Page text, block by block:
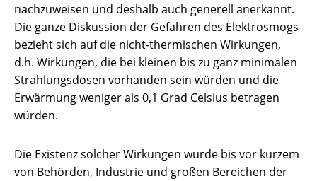
nachzuweisen und deshalb auch generell anerkannt.
Die ganze Diskussion der Gefahren des Elektrosmogs
bezieht sich auf die nicht-thermischen Wirkungen,
d.h. Wirkungen, die bei kleinen bis zu ganz minimalen
Strahlungsdosen vorhanden sein würden und die
Erwärmung weniger als 0,1 Grad Celsius betragen
würden.
Die Existenz solcher Wirkungen wurde bis vor kurzem
von Behörden, Industrie und großen Bereichen der